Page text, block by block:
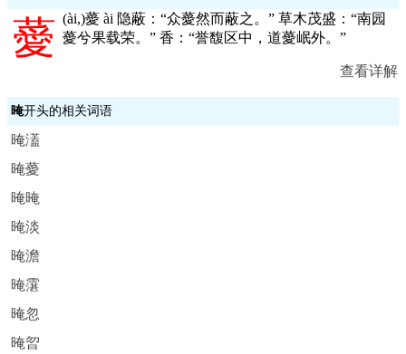
薆 (ài,)薆 ài 隐蔽：“众薆然而蔽之。” 草木茂盛：“南园
薆兮果载荣。” 香：“誉馥区中，道薆岷外。”
查看详解
晻开头的相关词语
晻濭
晻薆
晻晻
晻淡
晻澹
晻霮
晻忽
晻曶